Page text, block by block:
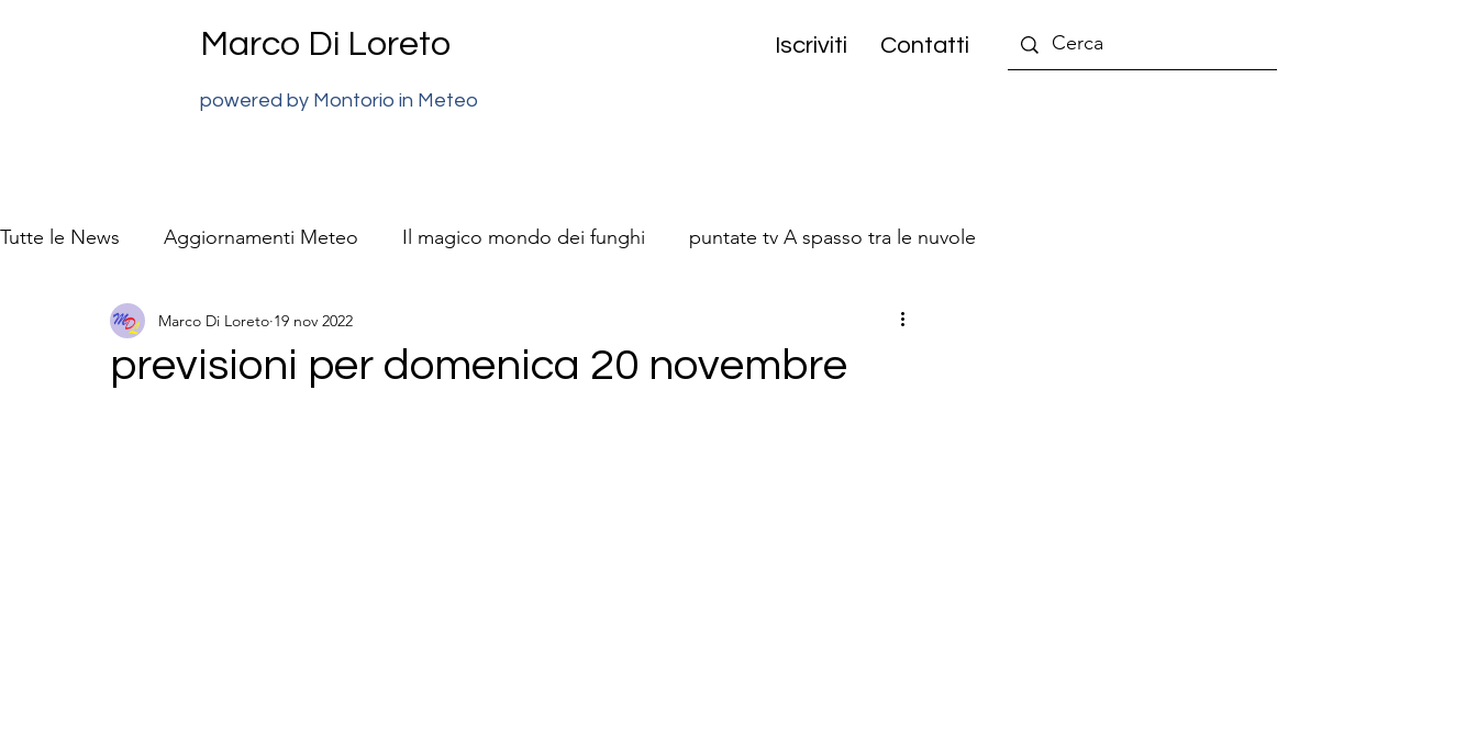
Marco Di Loreto Iscriviti Contatti
powered by Montorio in Meteo
Tutte le News Aggiornamenti Meteo Il magico mondo dei funghi puntate tv A spasso tra le nuvole
previsioni meteo Super J La natura video racconta
previsioni per domenica 20 novembre
Marco Di Loreto 19 nov 2022